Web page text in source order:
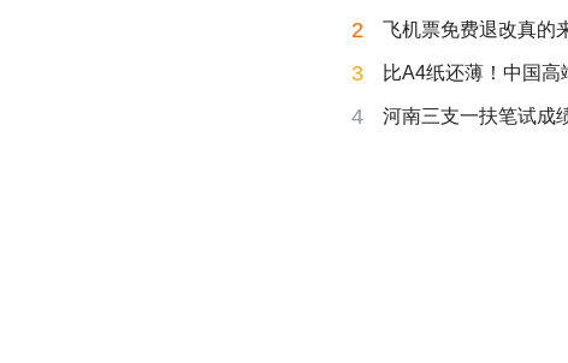
2 飞机票免费退改真的
3 比A4纸还薄！中国高
4 河南三支一扶笔试成